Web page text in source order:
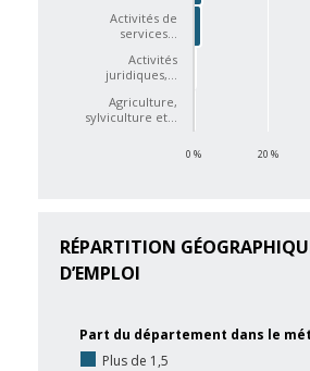
Activités de
services…
Activités
juridiques,…
Agriculture,
sylviculture et…
0 % 20 %
RÉPARTITION
D’EMPLOI
Plus de 1,5
Part du département dans le